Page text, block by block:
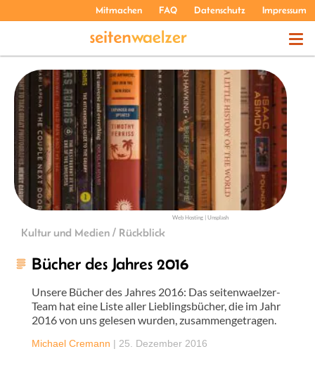
Mitmachen FAQ Datenschutz Impressum
THEMEN
PODCASTS
ÜBER UNS
Web Hosting | Unsplash
Kultur und Medien / Rückblick
Bücher des Jahres 2016
Unsere Bücher des Jahres 2016: Das seitenwaelzer-
Team hat eine Liste aller Lieblingsbücher, die im Jahr
2016 von uns gelesen wurden, zusammengetragen.
Michael Cremann | 25. Dezember 2016